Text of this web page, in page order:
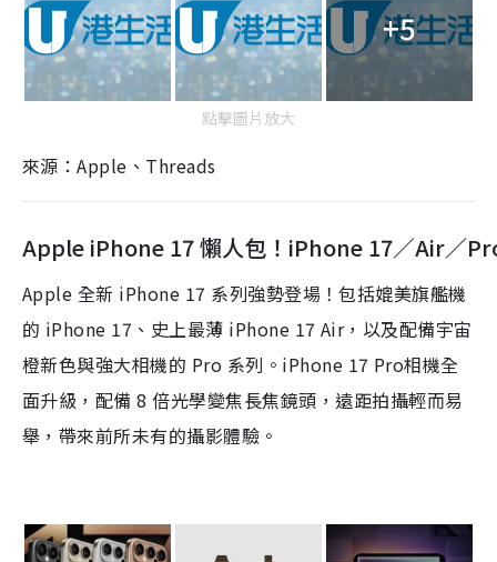
+5
點擊圖片放大
來源：Apple、Threads
Apple iPhone 17 懶人包！iPhone 17／Air／
Apple 全新 iPhone 17 系列強勢登場！包括媲美旗艦機
的 iPhone 17、史上最薄 iPhone 17 Air，以及配備宇宙
橙新色與強大相機的 Pro 系列。iPhone 17 Pro相機全
面升級，配備 8 倍光學變焦長焦鏡頭，遠距拍攝輕而易
舉，帶來前所未有的攝影體驗。